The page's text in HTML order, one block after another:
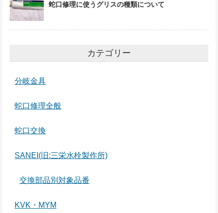
蛇口修理に使うグリスの種類について
カテゴリー
分岐金具
蛇口修理全般
蛇口交換
SANEI(旧:三栄水栓製作所)
交換部品別対象品番
KVK・MYM